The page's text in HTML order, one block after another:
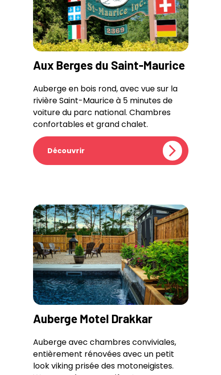
Aux Berges du Saint-Maurice
Auberge en bois rond, avec vue sur la
rivière Saint-Maurice à 5 minutes de
voiture du parc national. Chambres
confortables et grand chalet.
Découvrir
Auberge Motel Drakkar
Auberge avec chambres conviviales,
entièrement rénovées avec un petit
look viking prisée des motoneigistes.